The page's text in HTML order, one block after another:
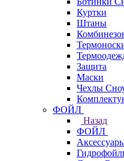
Куртки
Штаны
Защита
Маски
Чехлы
ФОЙЛ
Назад
ФОЙЛ